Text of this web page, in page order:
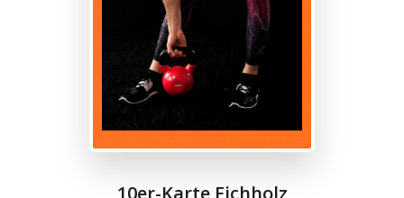
10er-Karte Eichholz